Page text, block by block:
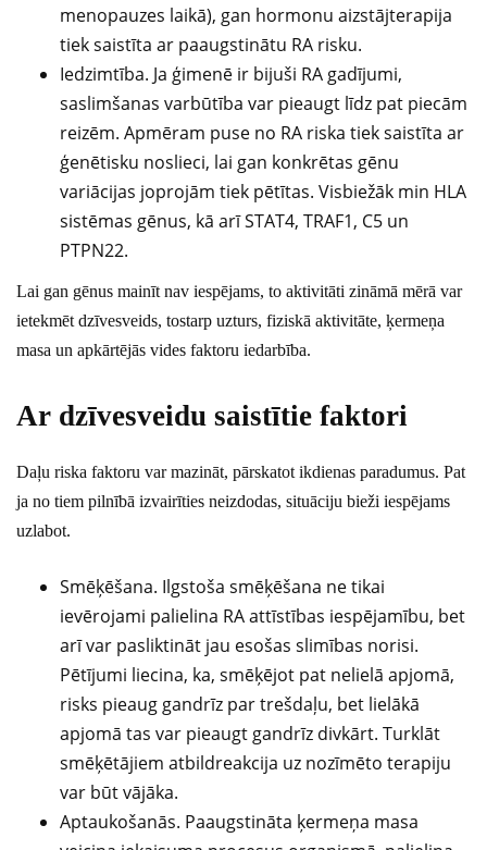
menopauzes laikā), gan hormonu aizstājterapija
tiek saistīta ar paaugstinātu RA risku.
Iedzimtība. Ja ģimenē ir bijuši RA gadījumi,
saslimšanas varbūtība var pieaugt līdz pat piecām
reizēm. Apmēram puse no RA riska tiek saistīta ar
ģenētisku noslieci, lai gan konkrētas gēnu
variācijas joprojām tiek pētītas. Visbiežāk min HLA
sistēmas gēnus, kā arī STAT4, TRAF1, C5 un
PTPN22.
Lai gan gēnus mainīt nav iespējams, to aktivitāti zināmā mērā var
ietekmēt dzīvesveids, tostarp uzturs, fiziskā aktivitāte, ķermeņa
masa un apkārtējās vides faktoru iedarbība.
Ar dzīvesveidu saistītie faktori
Daļu riska faktoru var mazināt, pārskatot ikdienas paradumus. Pat
ja no tiem pilnībā izvairīties neizdodas, situāciju bieži iespējams
uzlabot.
Smēķēšana. Ilgstoša smēķēšana ne tikai
ievērojami palielina RA attīstības iespējamību, bet
arī var pasliktināt jau esošas slimības norisi.
Pētījumi liecina, ka, smēķējot pat nelielā apjomā,
risks pieaug gandrīz par trešdaļu, bet lielākā
apjomā tas var pieaugt gandrīz divkārt. Turklāt
smēķētājiem atbildreakcija uz nozīmēto terapiju
var būt vājāka.
Aptaukošanās. Paaugstināta ķermeņa masa